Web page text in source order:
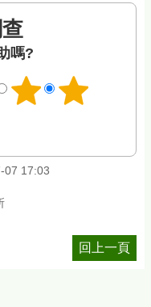
嗎?
07 17:03
回上一頁